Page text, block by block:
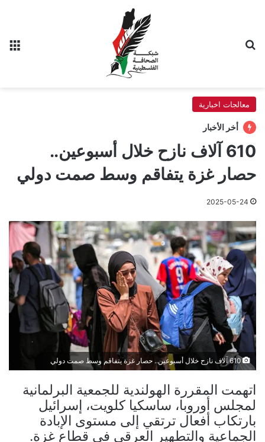
معالجات اخبارية
أخر الأخبار
610 آلاف نازح خلال أسبوعين..
حصار غزة يتفاقم وسط صمت دولي
2025-05-24
610 آلاف نازح خلال أسبوعين.. حصار غزة يتفاقم وسط صمت دولي
اتهمت المقررة الهولندية للجمعية البرلمانية
لمجلس أوروبا، ساسكيا كلويت، إسرائيل
بارتكاب أفعال ترتقي إلى مستوى الإبادة
الجماعية والتطهير العرقي في قطاع غزة.